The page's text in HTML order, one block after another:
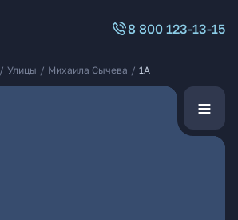
8 800 123-13-15
/ Улицы / Михаила Сычева / 1А